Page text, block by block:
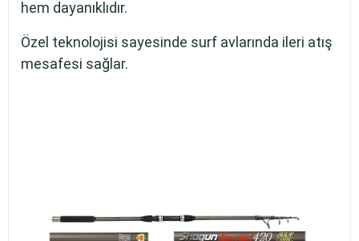
hem dayanıklıdır.
Özel teknolojisi sayesinde surf avlarında ileri atış
mesafesi sağlar.